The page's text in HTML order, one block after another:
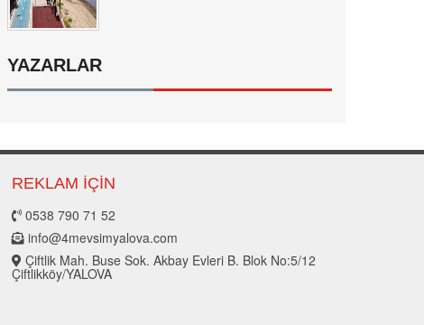
YAZARLAR
REKLAM İÇIN
0538 790 71 52
info@4mevsimyalova.com
Çiftlik Mah. Buse Sok. Akbay Evleri B. Blok No:5/12
Çiftlikköy/YALOVA